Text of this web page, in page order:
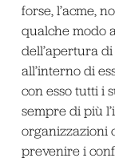
forse, l’acme,
qualche modo
dell’apertura
all’interno di
con esso tutti i
sempre di più
organizzazioni
prevenire i